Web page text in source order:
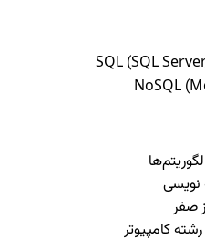
نویسی
صفر
کامپیوتر